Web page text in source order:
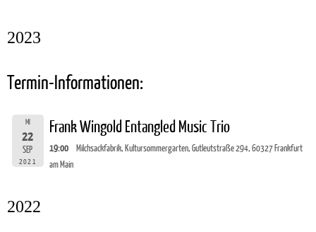
2023
Termin-Informationen:
MI
22
SEP
2021
Frank Wingold Entangled Music Trio
19:00
Milchsackfabrik, Kultursommergarten, Gutleutstraße 294, 60327 Frankfurt
am Main
2022